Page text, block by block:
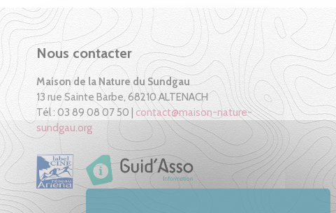
Nous contacter
Maison de la Nature du Sundgau
13 rue Sainte Barbe, 68210 ALTENACH
Tél : 03 89 08 07 50 | contact@maison-nature-
sundgau.org